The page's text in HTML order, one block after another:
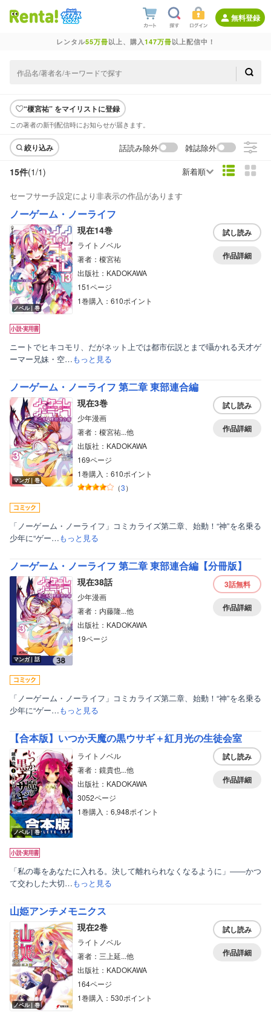
無料登録
レンタル55万冊以上、購入147万冊以上配信中！
“榎宮祐” をマイリストに登録
この著者の新刊配信時にお知らせが届きます。
絞り込み 話読み除外 雑誌除外
15件(1/1) 新着順
セーフサーチ設定により非表示の作品があります
ノーゲーム・ノーライフ
ノベル｜巻
現在14巻
ライトノベル
著者：榎宮祐
出版社：KADOKAWA
151ページ
1巻購入：610ポイント
試し読み
作品詳細
ニートでヒキコモリ、だがネット上では都市伝説とまで囁かれる天才ゲ
ーマー兄妹・空…もっと見る
ノーゲーム・ノーライフ 第二章 東部連合編
マンガ｜巻
現在3巻
少年漫画
著者：榎宮祐...他
出版社：KADOKAWA
169ページ
1巻購入：610ポイント
（3）
試し読み
作品詳細
「ノーゲーム・ノーライフ」コミカライズ第二章、始動！“神”を名乗る
少年に“ゲー…もっと見る
ノーゲーム・ノーライフ 第二章 東部連合編【分冊版】
マンガ｜話
現在38話
少年漫画
著者：内藤隆...他
出版社：KADOKAWA
19ページ
3話無料
作品詳細
「ノーゲーム・ノーライフ」コミカライズ第二章、始動！“神”を名乗る
少年に“ゲー…もっと見る
【合本版】いつか天魔の黒ウサギ＋紅月光の生徒会室
ノベル｜巻
ライトノベル
著者：鏡貴也...他
出版社：KADOKAWA
3052ページ
1巻購入：6,948ポイント
試し読み
作品詳細
「私の毒をあなたに入れる。決して離れられなくなるように」――かつ
て交わした大切…もっと見る
山姫アンチメモニクス
ノベル｜巻
現在2巻
ライトノベル
著者：三上延...他
出版社：KADOKAWA
164ページ
1巻購入：530ポイント
試し読み
作品詳細